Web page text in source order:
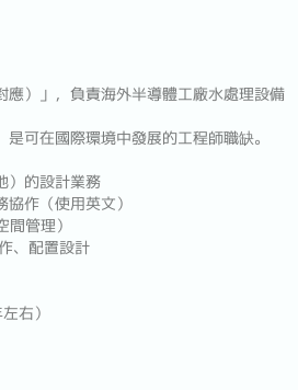
）」，負責海外半導體工廠水處理設備
可在國際環境中發展的工程師職缺。
）的設計業務
作（使用英文）
管理）
、配置設計
右）